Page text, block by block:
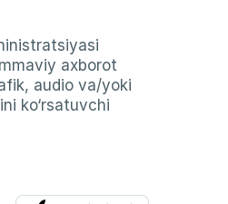
axborot
audio va/yoki
ko‘rsatuvchi